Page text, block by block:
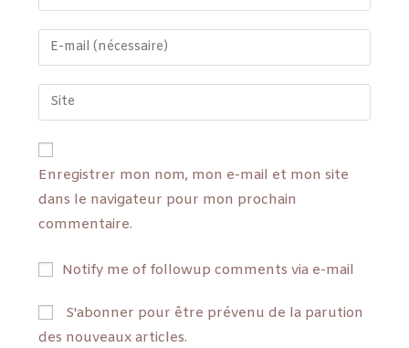
Enregistrer mon nom, mon e-mail et mon site
dans le navigateur pour mon prochain
commentaire.
Notify me of followup comments via e-mail
S'abonner pour être prévenu de la parution
des nouveaux articles.